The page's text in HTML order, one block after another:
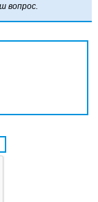
вопрос.